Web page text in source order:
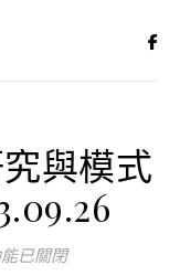
與模式
屆軍事作業研究與模
已關閉